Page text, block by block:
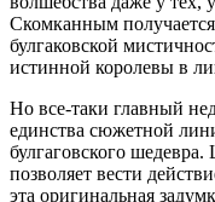
Скомканным
булгаковской
истинной королевы в
Но все-таки главный
единства сюжетной
булгаговского
позволяет вести
эта оригинальная